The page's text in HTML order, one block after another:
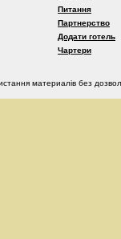
Питання
Партнерство
Додати готель
Чартери
материалів без